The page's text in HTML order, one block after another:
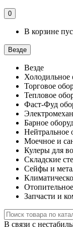
0
В корзине
Везде
Везде
Холодильное
Торговое
Тепловое
Фаст-Фуд
Барное
Нейтральное
Моечное и
Кулеры для
Складские
Сейфы и
Запчасти и
В связи с